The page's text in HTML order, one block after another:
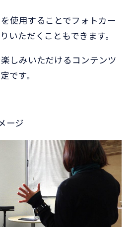
使用することでフォトカー
いただくこともできます。
しみいただけるコンテンツ
です。
ージ